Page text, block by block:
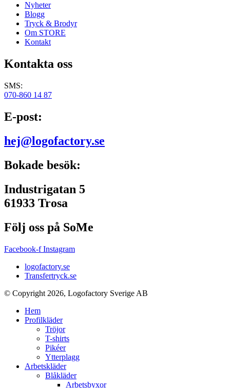
Nyheter
Blogg
Tryck & Brodyr
Om STORE
Kontakt
Kontakta oss
SMS:
070-860 14 87
E-post:
hej@logofactory.se
Bokade besök:
Industrigatan 5
61933 Trosa
Följ oss på SoMe
Facebook-f Instagram
logofactory.se
Transfertryck.se
© Copyright 2026, Logofactory Sverige AB
Hem
Profilkläder
Tröjor
T-shirts
Pikéer
Ytterplagg
Arbetskläder
Blåkläder
Arbetsbyxor